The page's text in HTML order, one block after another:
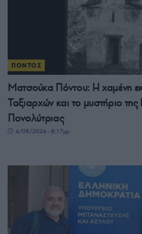
ΠΟΝΤΟΣ
Ματσούκα Πόντου: Η χαμένη
Ταξιαρχών και το μυστήριο
Πονολύτριας
4/08/2026 - 8:17μμ